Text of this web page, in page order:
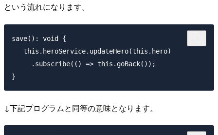
という流れになります。
save(): void {
   this.heroService.updateHero(this.hero)
     .subscribe(() => this.goBack());
↓下記プログラムと同等の意味となります。